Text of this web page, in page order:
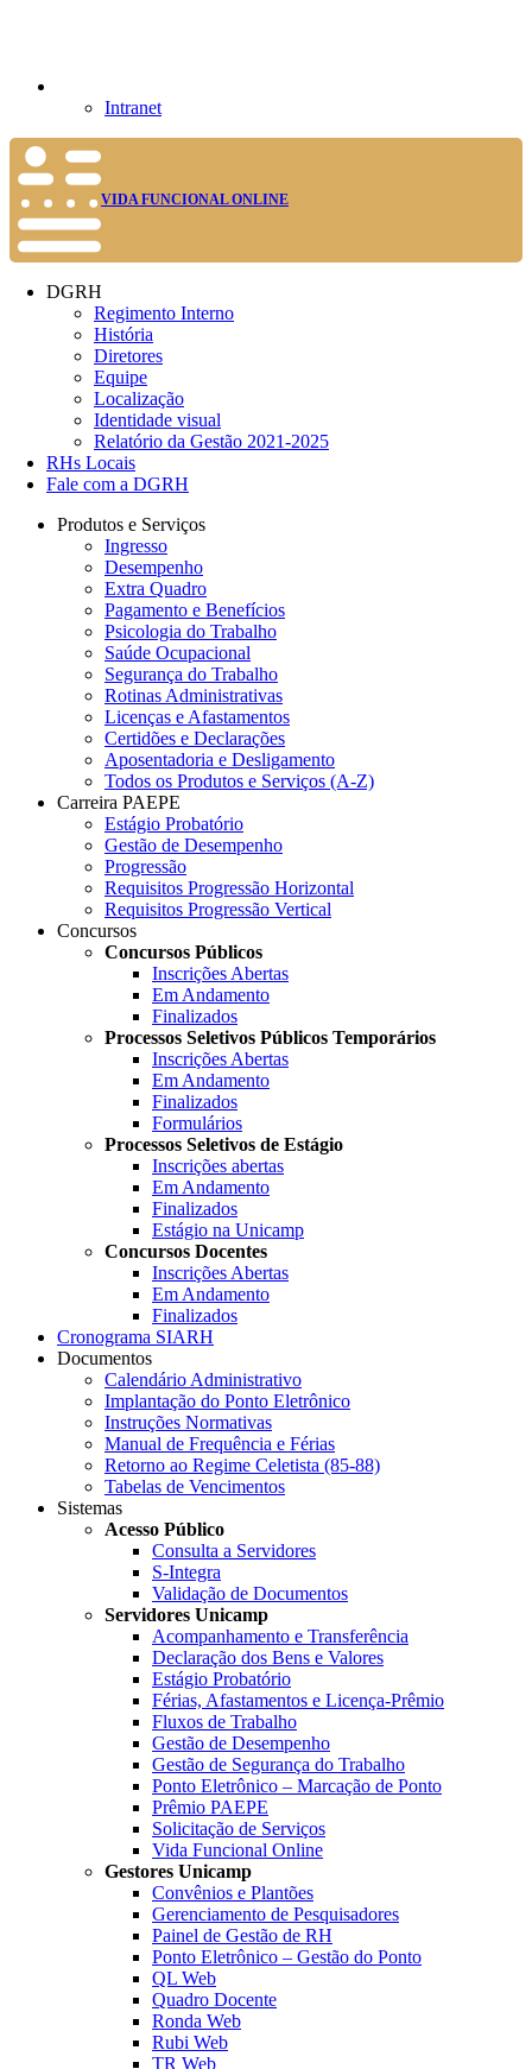
Intranet
VIDA FUNCIONAL ONLINE
DGRH
Regimento Interno
História
Diretores
Equipe
Localização
Identidade visual
Relatório da Gestão 2021-2025
RHs Locais
Fale com a DGRH
Produtos e Serviços
Ingresso
Desempenho
Extra Quadro
Pagamento e Benefícios
Psicologia do Trabalho
Saúde Ocupacional
Segurança do Trabalho
Rotinas Administrativas
Licenças e Afastamentos
Certidões e Declarações
Aposentadoria e Desligamento
Todos os Produtos e Serviços (A-Z)
Carreira PAEPE
Estágio Probatório
Gestão de Desempenho
Progressão
Requisitos Progressão Horizontal
Requisitos Progressão Vertical
Concursos
Concursos Públicos
Inscrições Abertas
Em Andamento
Finalizados
Processos Seletivos Públicos Temporários
Inscrições Abertas
Em Andamento
Finalizados
Formulários
Processos Seletivos de Estágio
Inscrições abertas
Em Andamento
Finalizados
Estágio na Unicamp
Concursos Docentes
Inscrições Abertas
Em Andamento
Finalizados
Cronograma SIARH
Documentos
Calendário Administrativo
Implantação do Ponto Eletrônico
Instruções Normativas
Manual de Frequência e Férias
Retorno ao Regime Celetista (85-88)
Tabelas de Vencimentos
Sistemas
Acesso Público
Consulta a Servidores
S-Integra
Validação de Documentos
Servidores Unicamp
Acompanhamento e Transferência
Declaração dos Bens e Valores
Estágio Probatório
Férias, Afastamentos e Licença-Prêmio
Fluxos de Trabalho
Gestão de Desempenho
Gestão de Segurança do Trabalho
Ponto Eletrônico – Marcação de Ponto
Prêmio PAEPE
Solicitação de Serviços
Vida Funcional Online
Gestores Unicamp
Convênios e Plantões
Gerenciamento de Pesquisadores
Painel de Gestão de RH
Ponto Eletrônico – Gestão do Ponto
QL Web
Quadro Docente
Ronda Web
Rubi Web
TR Web